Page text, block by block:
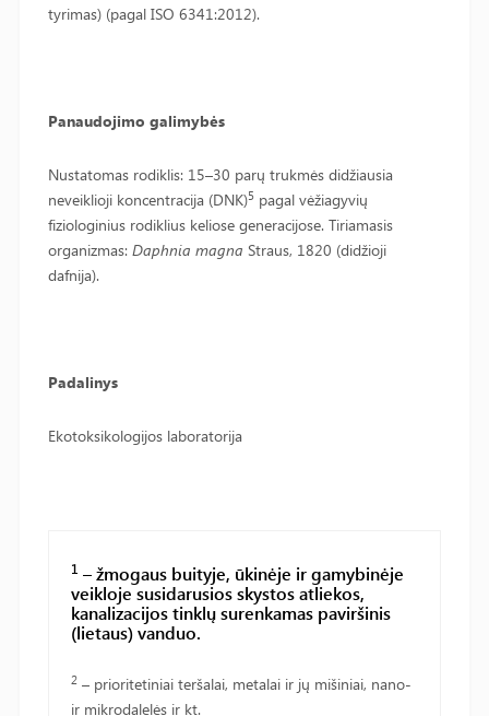
tyrimas) (pagal ISO 6341:2012).
Panaudojimo galimybės
Nustatomas rodiklis: 15–30 parų trukmės didžiausia
neveiklioji koncentracija (DNK)5 pagal vėžiagyvių
fiziologinius rodiklius keliose generacijose. Tiriamasis
organizmas: Daphnia magna Straus, 1820 (didžioji
dafnija).
Padalinys
Ekotoksikologijos laboratorija
1 – žmogaus buityje, ūkinėje ir gamybinėje
veikloje susidarusios skystos atliekos,
kanalizacijos tinklų surenkamas paviršinis
(lietaus) vanduo.
2 – prioritetiniai teršalai, metalai ir jų mišiniai, nano-
ir mikrodalelės ir kt.